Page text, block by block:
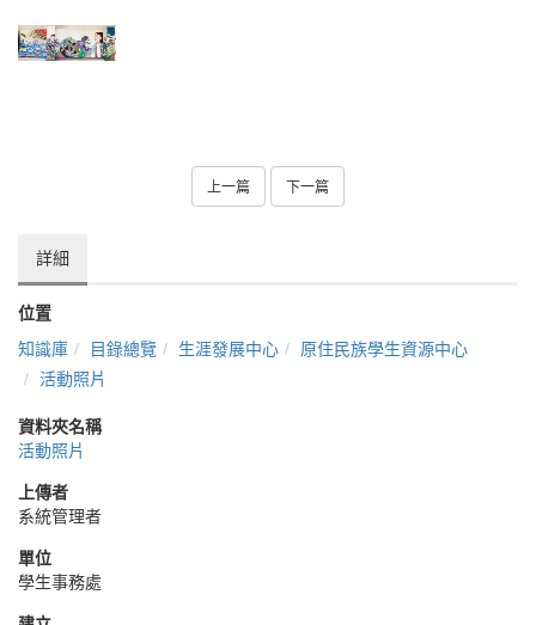
上一篇 下一篇
詳細
位置
知識庫
目錄總覽 生涯發展中心
原住民族學生資源中心
活動照片
資料夾名稱
活動照片
上傳者
系統管理者
單位
學生事務處